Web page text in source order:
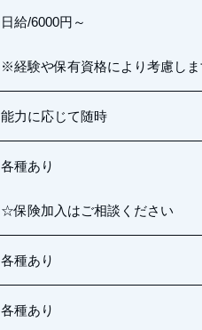
日給/6000円～
※経験や保有資格により考慮しま
能力に応じて随時
各種あり
☆保険加入はご相談ください
各種あり
各種あり